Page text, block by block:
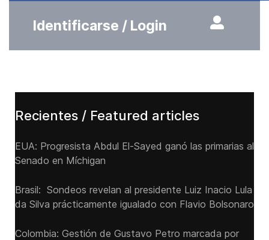
Identificarse / Login
Recientes / Featured articles
EUA: Progresista Abdul El-Sayed ganó las primarias al
Senado ‌en Míchigan
Brasil: Sondeos revelan al presidente Luiz Inacio Lula
da Silva prácticamente igualado con Flavio Bolsonaro
Colombia: Gestión de Gustavo Petro marcada por